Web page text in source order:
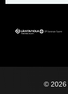
© 2026